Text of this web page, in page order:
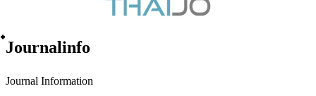
๋Journalinfo
Journal Information